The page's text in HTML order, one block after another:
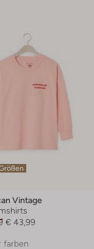
Vintage
€ 43,99
farben